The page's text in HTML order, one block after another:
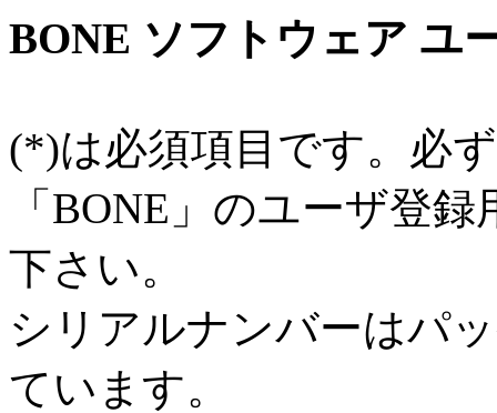
BONE ソフトウェア ユ
(*)は必須項目です。必
「BONE」のユーザ登
下さい。
シリアルナンバーはパ
ています。